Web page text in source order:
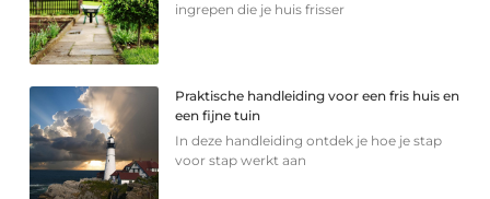
ingrepen die je huis frisser
Praktische handleiding voor een fris huis en
een fijne tuin
In deze handleiding ontdek je hoe je stap
voor stap werkt aan